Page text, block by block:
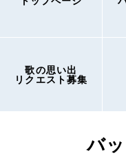
歌の思い出
リクエスト募集
バ